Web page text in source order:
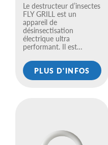
Le destructeur d’insectes
FLY GRILL est un
appareil de
désinsectisation
électrique ultra
performant. Il est…
PLUS D'INFOS